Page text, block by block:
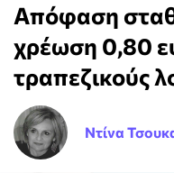
Απόφαση
χρέωση 0,80
τραπεζικούς
Ντίνα